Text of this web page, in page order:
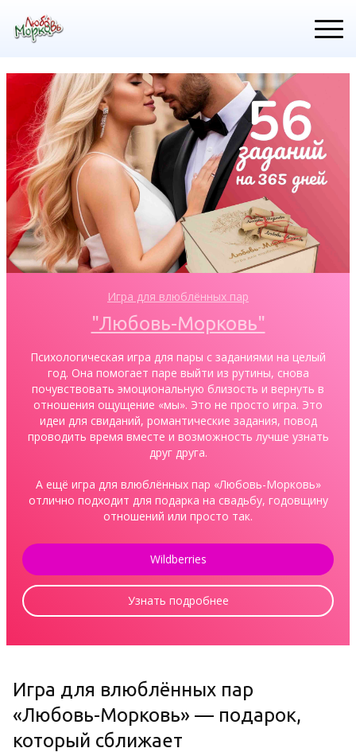
Игра для влюблённых пар
"Любовь-Морковь"
Психологическая игра для пары с заданиями на целый
год. Она помогает паре выйти из рутины, снова
почувствовать эмоциональную близость и вернуть в
отношения ощущение «мы». Это не просто игра. Это
идеи для свиданий, романтические задания, повод
проводить время вместе и возможность лучше узнать
друг друга.
А ещё игра для влюблённых пар «Любовь-Морковь»
отлично подходит для подарка на свадьбу, годовщину
отношений или просто так.
Wildberries
Узнать подробнее
Игра для влюблённых пар
«Любовь-Морковь» — подарок,
который сближает